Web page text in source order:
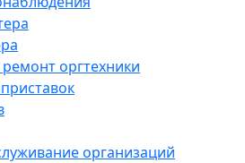
оргтехники
организаций